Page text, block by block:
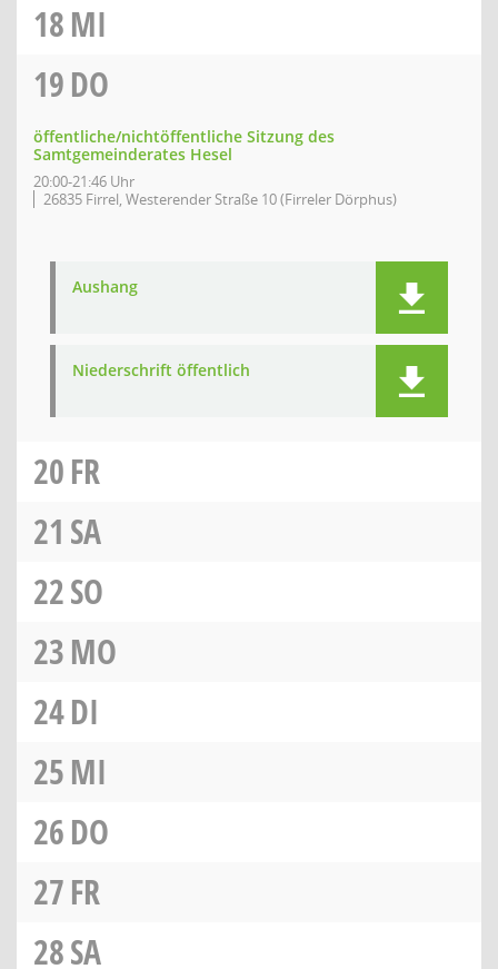
18MI
19DO
öffentliche/nichtöffentliche Sitzung des
Samtgemeinderates Hesel
20:00-21:46 Uhr
26835 Firrel, Westerender Straße 10 (Firreler Dörphus)
Aushang
Niederschrift öffentlich
20FR
21 SA
22SO
23MO
24DI
25MI
26DO
27FR
28SA